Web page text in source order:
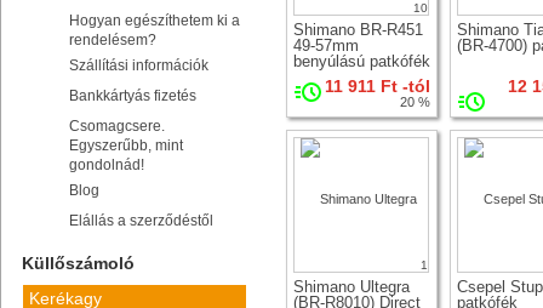
Hogyan egészíthetem ki a
rendelésem?
Szállítási információk
Bankkártyás fizetés
Csomagcsere.
Egyszerűbb, mint
gondolnád!
Blog
Elállás a szerződéstől
Küllőszámoló
Kerékagy
10
Shimano BR-R451
49-57mm
benyúlású patkófék
32 mm köpeny
szélességig
11 911 Ft -tól
20 %
Shimano
(BR-4700)
12
1
Shimano Ultegra
(BR-R8010) Direct
Csepel
patkófék